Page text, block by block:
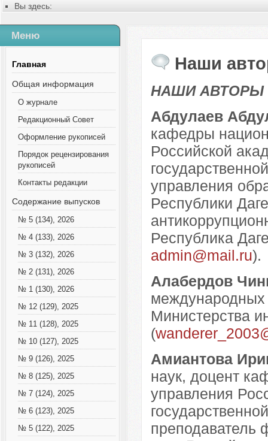
Вы здесь:
Русский
Содержание выпусков
Меню
Главная
Общая информация
О журнале
Редакционный Совет
Оформление рукописей
Порядок рецензирования
рукописей
Контакты редакции
Содержание выпусков
№ 5 (134), 2026
№ 4 (133), 2026
№ 3 (132), 2026
№ 2 (131), 2026
№ 1 (130), 2026
№ 12 (129), 2025
№ 11 (128), 2025
№ 10 (127), 2025
№ 9 (126), 2025
№ 8 (125), 2025
№ 7 (124), 2025
№ 6 (123), 2025
№ 5 (122), 2025
Наши
НАШИ АВТОРЫ
Абдулаев
кафедры
Российской
управления
Республики
Республика
admin@mail.ru).
Алабердов
международных
Министерства
(
Амиантова
наук, доцент
управления
преподаватель